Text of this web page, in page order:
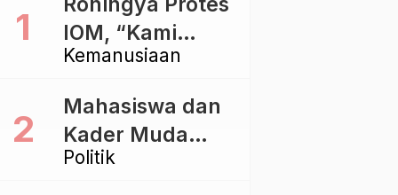
Kemanusiaan
IOM, “Kami
dibiarkan Mati
Politik
Mahasiswa dan
Kader Muda
Ramaikan Forum